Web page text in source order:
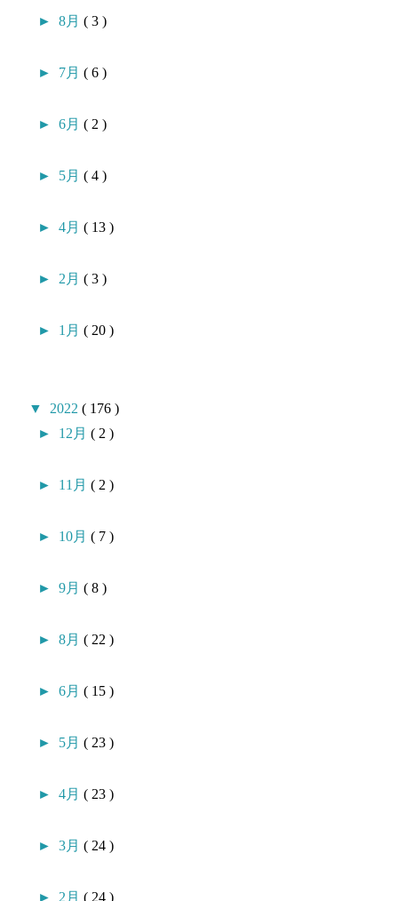
►8月( 3 )
► 7月( 6 )
►6月( 2 )
► 5月( 4 )
►4月( 13 )
► 2月( 3 )
► 1月( 20 )
▼ 2022( 176 )
► 12月( 2 )
► 11月( 2 )
► 10月( 7 )
►9月( 8 )
►8月( 22 )
►6月( 15 )
► 5月( 23 )
►4月( 23 )
►3月( 24 )
► 2月( 24 )